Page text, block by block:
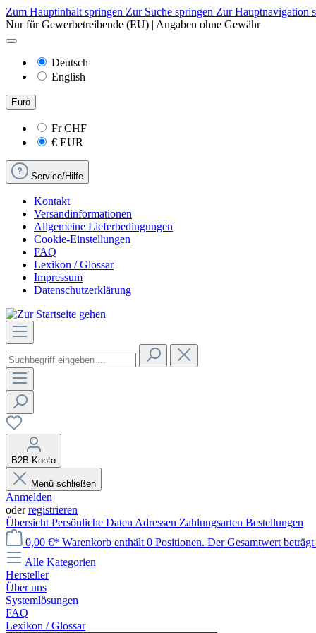
Zum Hauptinhalt springen Zur Suche springen Zur Hauptnavigation
Nur für Gewerbetreibende (EU) | Angaben ohne Gewähr
Deutsch
English
Euro
FrCHF
€ EUR
Service/Hilfe
Kontakt
Versandinformationen
Allgemeine Lieferbedingungen
Cookie-Einstellungen
FAQ
Lexikon / Glossar
Impressum
Datenschutzerklärung
B2B-Konto
Menü schließen
Anmelden
oderregistrieren
Übersicht Persönliche Daten Adressen Zahlungsarten Bestellungen
0,00 €* Warenkorb enthält 0 Positionen. Der Gesamtwert
Alle Kategorien
Hersteller
Über uns
Systemlösungen
FAQ
Lexikon / Glossar